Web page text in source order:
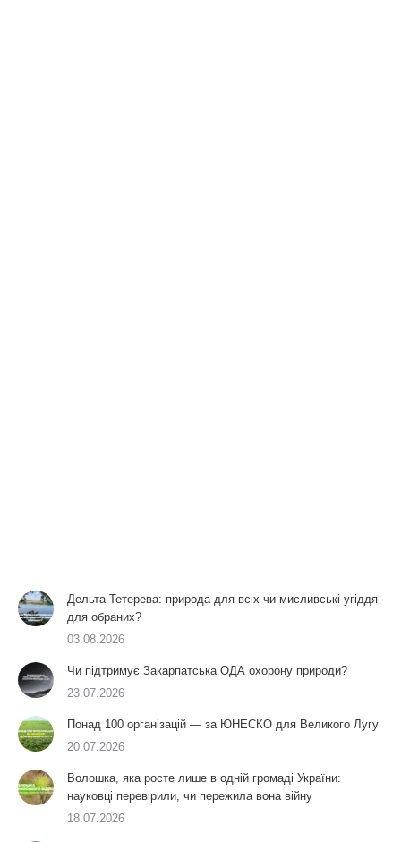
Дельта Тетерева: природа для всіх чи мисливські угіддя
для обраних?
03.08.2026
Чи підтримує Закарпатська ОДА охорону природи?
23.07.2026
Понад 100 організацій — за ЮНЕСКО для Великого Лугу
20.07.2026
Волошка, яка росте лише в одній громаді України:
науковці перевірили, чи пережила вона війну
18.07.2026